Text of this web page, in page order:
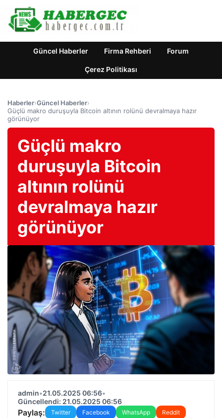
Güncel Haberler Firma Rehberi Forum
Çerez Politikası
Haberler›Güncel Haberler›
Güçlü makro duruşuyla Bitcoin altının rolünü devralmaya hazır
görünüyor
Güçlü makro
duruşuyla Bitcoin
altının rolünü
devralmaya hazır
görünüyor
admin•21.05.2025 06:56•
Güncellendi: 21.05.2025 06:56
Paylaş: Twitter Facebook WhatsApp
Reddit